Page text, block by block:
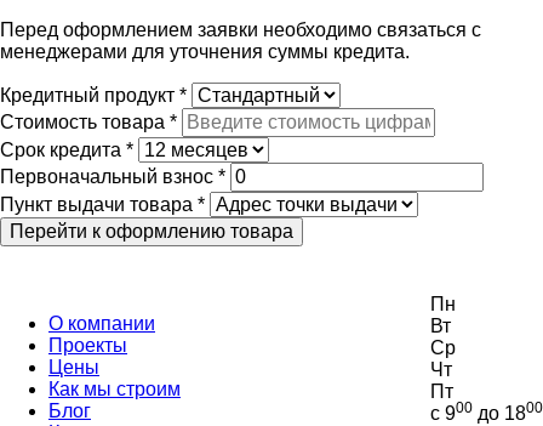
Перед оформлением заявки необходимо связаться с
менеджерами для уточнения суммы кредита.
Кредитный продукт *
Стоимость товара *
Срок кредита *
Первоначальный взнос *
Пункт выдачи товара *
О компании
Проекты
Цены
Как мы строим
Блог
Пн
Вт
Ср
Чт
Пт
с 900 до 1800